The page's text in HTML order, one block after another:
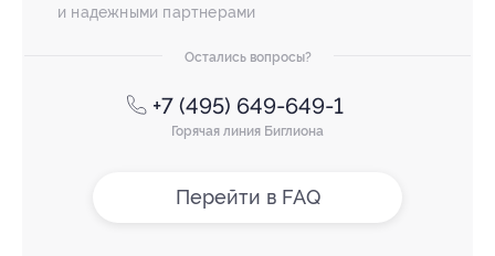
и надежными партнерами
Остались вопросы?
+7 (495) 649-649-1
Горячая линия Биглиона
Перейти в FAQ